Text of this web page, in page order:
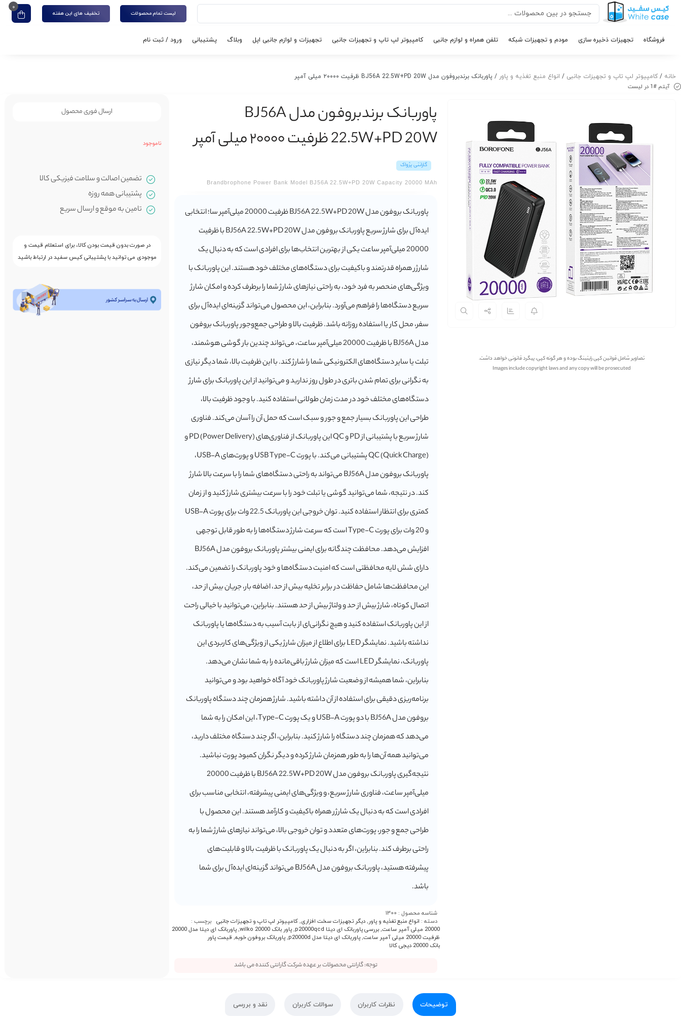
لیست تمام محصولات تخفیف های این هفته
0
فروشگاه تجهیزات ذخیره سازی مودم و تجهیزات شبکه تلفن همراه و لوازم جانبی کامپیوتر لپ تاپ و تجهیزات جانبی تجهیزات و لوازم جانبی اپل وبلاگ پشتیبانی ورود / ثبت نام
خانه / کامپیوتر لپ تاپ و تجهیزات جانبی / انواع منبع تغذیه و پاور / پاوربانک برندبروفون مدل BJ56A 22.5W+PD 20W ظرفیت ۲۰۰۰۰ میلی‌ آمپر
آیتم #1 در لیست
تصاویر شامل قوانین کپی رایتینگ بوده و هر گونه کپی، پیگرد قانونی خواهد داشت.
Images include copyright laws and any copy will be prosecuted
پاوربانک برندبروفون مدل BJ56A
22.5W+PD 20W ظرفیت ۲۰۰۰۰ میلی‌ آمپر
گارانتی پژواک
Brandbrophone Power Bank Model BJ56A 22.5W+PD 20W Capacity 20000 MAh
پاوربانک بروفون مدل BJ56A 22.5W+PD 20W ظرفیت 20000 میلی‌آمپر سا؛ انتخابی
ایده‌آل برای شارژ سریع پاوربانک بروفون مدل BJ56A 22.5W+PD 20W با ظرفیت
20000 میلی‌آمپر ساعت یکی از بهترین انتخاب‌ها برای افرادی است که به دنبال یک
شارژر همراه قدرتمند و باکیفیت برای دستگاه‌های مختلف خود هستند. این پاوربانک با
ویژگی‌های منحصر به فرد خود، به راحتی نیازهای شارژ شما را برطرف کرده و امکان شارژ
سریع دستگاه‌ها را فراهم می‌آورد. بنابراین، این محصول می‌تواند گزینه‌ای ایده‌آل برای
سفر، محل کار یا استفاده روزانه باشد. ظرفیت بالا و طراحی جمع‌وجور پاوربانک بروفون
مدل BJ56A با ظرفیت 20000 میلی‌آمپر ساعت، می‌تواند چندین بار گوشی هوشمند،
تبلت یا سایر دستگاه‌های الکترونیکی شما را شارژ کند. با این ظرفیت بالا، شما دیگر نیازی
به نگرانی برای تمام شدن باتری در طول روز ندارید و می‌توانید از این پاوربانک برای شارژ
دستگاه‌های مختلف خود در مدت زمان طولانی استفاده کنید. با وجود ظرفیت بالا،
طراحی این پاوربانک بسیار جمع و جور و سبک است که حمل آن را آسان می‌کند. فناوری
شارژ سریع با پشتیبانی از PD و QC این پاوربانک از فناوری‌های PD (Power Delivery) و
QC (Quick Charge) پشتیبانی می‌کند. با پورت USB Type-C و پورت‌های USB-A،
پاوربانک بروفون مدل BJ56A می‌تواند به راحتی دستگاه‌های شما را با سرعت بالا شارژ
کند. در نتیجه، شما می‌توانید گوشی یا تبلت خود را با سرعت بیشتری شارژ کنید و از زمان
کمتری برای انتظار استفاده کنید. توان خروجی این پاوربانک 22.5 وات برای پورت USB-A
و 20 وات برای پورت Type-C است که سرعت شارژ دستگاه‌ها را به طور قابل توجهی
افزایش می‌دهد. محافظت چندگانه برای ایمنی بیشتر پاوربانک بروفون مدل BJ56A
دارای شش لایه محافظتی است که امنیت دستگاه‌ها و خود پاوربانک را تضمین می‌کند.
این محافظت‌ها شامل حفاظت در برابر تخلیه بیش از حد، اضافه بار، جریان بیش از حد،
اتصال کوتاه، شارژ بیش از حد و ولتاژ بیش از حد هستند. بنابراین، می‌توانید با خیالی راحت
از این پاوربانک استفاده کنید و هیچ نگرانی‌ای از بابت آسیب به دستگاه‌ها یا پاوربانک
نداشته باشید. نمایشگر LED برای اطلاع از میزان شارژ یکی از ویژگی‌های کاربردی این
پاوربانک، نمایشگر LED است که میزان شارژ باقی‌مانده را به شما نشان می‌دهد.
بنابراین، شما همیشه از وضعیت شارژ پاوربانک خود آگاه خواهید بود و می‌توانید
برنامه‌ریزی دقیقی برای استفاده از آن داشته باشید. شارژ همزمان چند دستگاه پاوربانک
بروفون مدل BJ56A با دو پورت USB-A و یک پورت Type-C، این امکان را به شما
می‌دهد که همزمان چند دستگاه را شارژ کنید. بنابراین، اگر چند دستگاه مختلف دارید،
می‌توانید همه آن‌ها را به طور همزمان شارژ کرده و دیگر نگران کمبود پورت نباشید.
نتیجه‌گیری پاوربانک بروفون مدل BJ56A 22.5W+PD 20W با ظرفیت 20000
میلی‌آمپر ساعت، فناوری شارژ سریع، و ویژگی‌های ایمنی پیشرفته، انتخابی مناسب برای
افرادی است که به دنبال یک شارژر همراه باکیفیت و کارآمد هستند. این محصول با
طراحی جمع و جور، پورت‌های متعدد و توان خروجی بالا، می‌تواند نیازهای شارژ شما را به
راحتی برطرف کند. بنابراین، اگر به دنبال یک پاوربانک با ظرفیت بالا و قابلیت‌های
پیشرفته هستید، پاوربانک بروفون مدل BJ56A می‌تواند گزینه‌ای ایده‌آل برای شما
باشد.
شناسه محصول : 1300
دسته : انواع منبع تغذیه و پاور,دیگر تجهیزات سخت افزاری,کامپیوتر لپ تاپ و تجهیزات جانبی
برچسب :
20000 میلی آمپر ساعت
,بررسی پاوربانک ای دیتا p20000qcd ,پاور بانک wilko 20000 ,
پاوربانک ای دیتا مدل 20000
ظرفیت 20000 میلی آمپر ساعت
,پاوربانک ای دیتا مدل p20000d ,پاوربانک بروفون خوبه, قیمت پاور
بانک 20000 دیجی کالا
توجه: گارانتی محصولات بر عهده شرکت گارانتی کننده می باشد
ارسال فوری محصول
ناموجود
تضمین اصالت و سلامت فیزیکی کالا
پشتیبانی همه روزه
تامین به موقع و ارسال سریع
در صورت بدون قیمت بودن کالا، برای استعلام قیمت و
موجودی می توانید با پشتیبانی کیس سفید در ارتباط باشید
توضیحات نظرات کاربران سوالات کاربران نقد و بررسی